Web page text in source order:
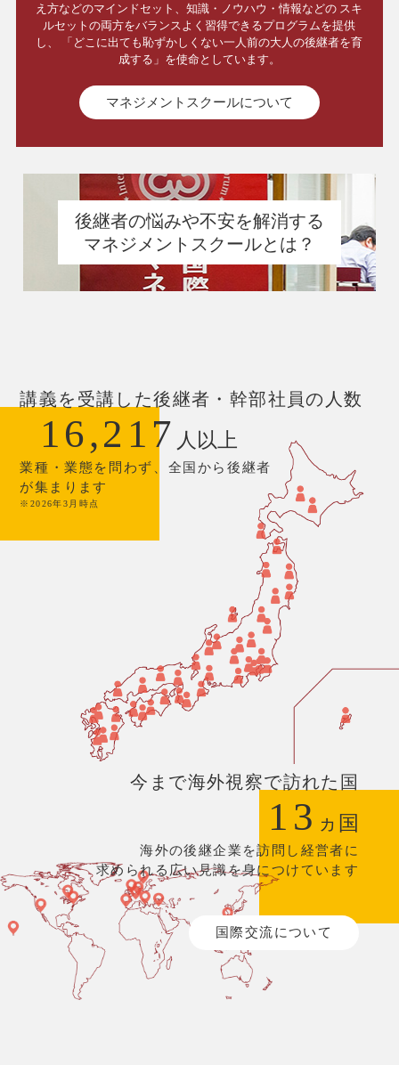
え方などのマインドセット、知識・ノウハウ・情報などの スキ
ルセットの両方をバランスよく習得できるプログラムを提供
し、
「どこに出ても恥ずかしくない一人前の大人の後継者を育
成する」を使命としています。
マネジメントスクールについて
後継者の悩みや不安を解消する
マネジメントスクールとは？
講義を受講した後継者・幹部社員の人数
16,217 人以上
業種・業態を問わず、全国から後継者
が集まります
※2026年3月時点
今まで海外視察で訪れた国
13 ヵ国
海外の後継企業を訪問し経営者に
求められる広い見識を身につけています
国際交流について